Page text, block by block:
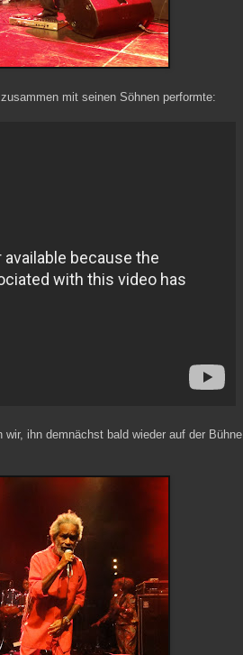
mit seinen Söhnen performte:
ihn demnächst bald wieder auf der Bühne